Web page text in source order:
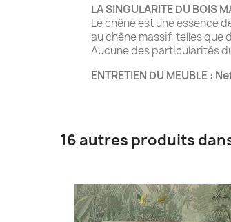
LA SINGULARITE DU BOIS
Le chêne est une essence
au chêne massif, telles que
Aucune des particularités
ENTRETIEN DU MEUBLE
16 autres produits